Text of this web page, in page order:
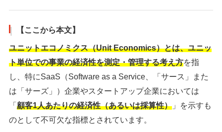
【ここから本文】
ユニットエコノミクス（Unit Economics）とは、ユニッ
ト単位での事業の経済性を測定・管理する考え方を指
し、特にSaaS（Software as a Service、「サース」また
は「サーズ」）企業やスタートアップ企業においては
「 顧客1人あたりの経済性（あるいは採算性）」を示すも
のとして不可欠な指標とされています。